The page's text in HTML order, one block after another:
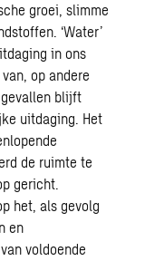
groei, slimme
‘Water’
in ons
op andere
blijft
uitdaging. Het
de ruimte te
gericht.
het, als gevolg
en
voldoende